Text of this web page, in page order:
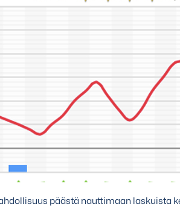
päästä nauttimaan laskuista